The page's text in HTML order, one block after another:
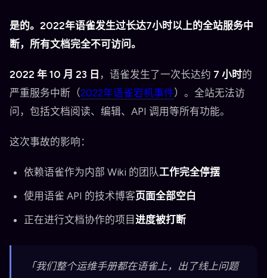
是的。2022年语雀发生过长达7小时以上的全站服务中
断，所有文档完全不可访问。
2022 年 10 月 23 日 ，语雀发生了一次长达约 7 小时的
严重服务中断（2022年语雀宕机事件）。全站无法访
问，包括文档阅读、编辑、API 调用等所有功能。
这次事故的影响：
依赖语雀作为内部 Wiki 的团队工作完全停摆
使用语雀 API 的技术博客页面全部空白
正在进行文档协作的项目 进度被打断
「我们整个运维手册都在语雀上，出了线上问题